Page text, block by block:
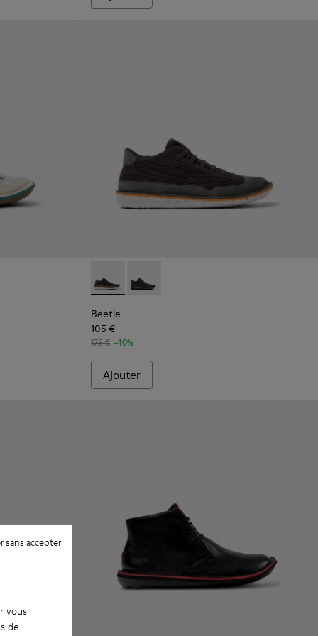
vous
de
sans accepter
homme.
nubuck pour homme.
et nubuck pour homme.
pour homme
en textile grises Pour homme.
Chaussures en textile grises Pour homme.
Beetle - K300327-020 - Bottines grises en
Beetle - K300327-012 - Bottines
Beetle
105 €
175 € -40%
Ajouter